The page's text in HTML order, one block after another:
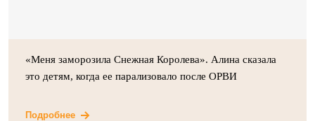
«Меня заморозила Снежная Королева». Алина сказала
это детям, когда ее парализовало после ОРВИ
Подробнее